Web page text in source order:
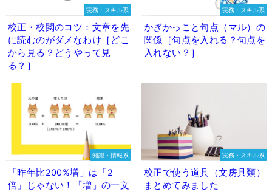
実務・スキル系
校正・校閲のコツ：文章を先
に読むのがダメなわけ［どこ
から見る？どうやって見
る？］
実務・スキル系
かぎかっこと句点（マル）の
関係［句点を入れる？句点を
入れない？］
知識・情報系
「昨年比200%増」は「2
倍」じゃない！「増」の一文
実務・スキル系
校正で使う道具（文房具類）
まとめてみました